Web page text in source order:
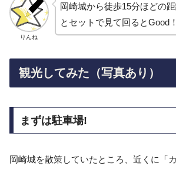
りんね
岡崎城から徒歩15分ほどの
とセットで見て回るとGood！
観光してみた（写真あり）
まずは駐車場!
岡崎城を散策していたところ、近くに「